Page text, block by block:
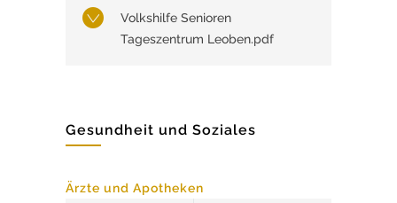
Volkshilfe Senioren
Tageszentrum Leoben.pdf
Gesundheit und Soziales
Ärzte und Apotheken